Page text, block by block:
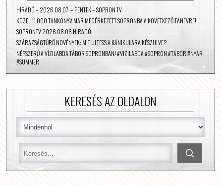
HÍRADÓ – 2026.08.07. – PÉNTEK – SOPRON TV
KÖZEL 11 000 TANKÖNYV MÁR MEGÉRKEZETT SOPRONBA A KÖVETKEZŐ TANÉVRE!
SOPRONTV 2026.08.06 HIRADÓ
SZÁRAZSÁGTŰRŐ NÖVÉNYEK: MIT ÜLTESS A KÁNIKULÁRA KÉSZÜLVE?
NÉPSZERŰ A VÍZILABDA TÁBOR SOPRONBAN! #VIZILABDA #SOPRON #TÁBOR #NYÁR
#SUMMER
KERESÉS AZ OLDALON